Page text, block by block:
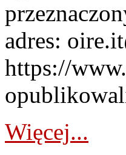
adres:
https://
Więcej...